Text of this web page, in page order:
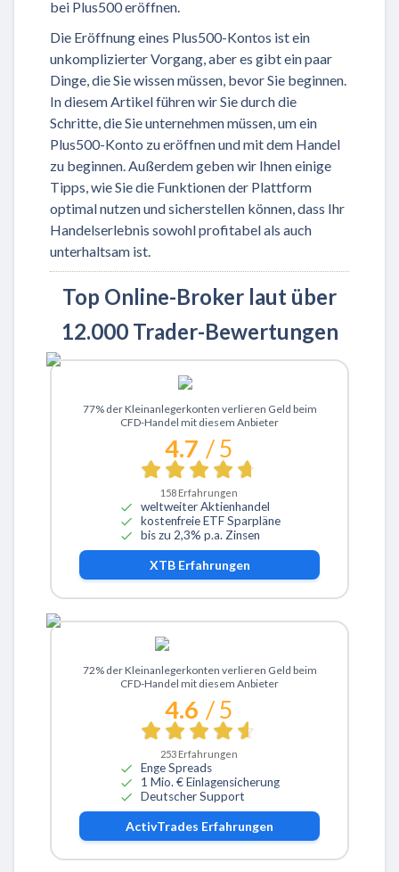
bei Plus500 eröffnen.
Die Eröffnung eines Plus500-Kontos ist ein
unkomplizierter Vorgang, aber es gibt ein paar
Dinge, die Sie wissen müssen, bevor Sie beginnen.
In diesem Artikel führen wir Sie durch die
Schritte, die Sie unternehmen müssen, um ein
Plus500-Konto zu eröffnen und mit dem Handel
zu beginnen. Außerdem geben wir Ihnen einige
Tipps, wie Sie die Funktionen der Plattform
optimal nutzen und sicherstellen können, dass Ihr
Handelserlebnis sowohl profitabel als auch
unterhaltsam ist.
Top Online-Broker laut über
12.000 Trader-Bewertungen
Zu XTB
77% der Kleinanlegerkonten verlieren Geld beim
CFD-Handel mit diesem Anbieter
4.7 / 5
158 Erfahrungen
weltweiter Aktienhandel
kostenfreie ETF Sparpläne
bis zu 2,3% p.a. Zinsen
XTBErfahrungen
Zu ActivTrades
72% der Kleinanlegerkonten verlieren Geld beim
CFD-Handel mit diesem Anbieter
4.6 / 5
253 Erfahrungen
Enge Spreads
1 Mio. € Einlagensicherung
Deutscher Support
ActivTrades Erfahrungen